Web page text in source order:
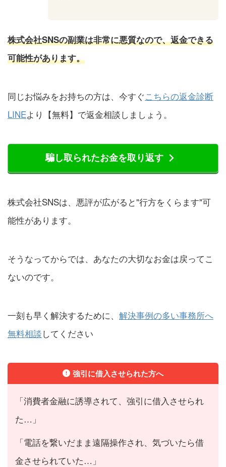
株式会社SNSの副業は非常に悪質なので、返金できる
可能性があります。
同じお悩みをお持ちの方は、今すぐこちらの返金診断
LINEより【無料】で返金相談しましょう。
騙し取られたお金を取り返す
株式会社SNSは、悪評が広がると"行方をくらます"可
能性があります。
そうなってからでは、あなたの大切なお金は戻ってこ
ないのです。
一刻も早く解決するために、 解決事例の多い事務所へ
無料相談してください
強引に借入させられた方へ
「消費者金融に誘導されて、強引に借入させられ
た…」
「電話を繋いだまま遠隔操作され、気づいたら借
金させられていた…」